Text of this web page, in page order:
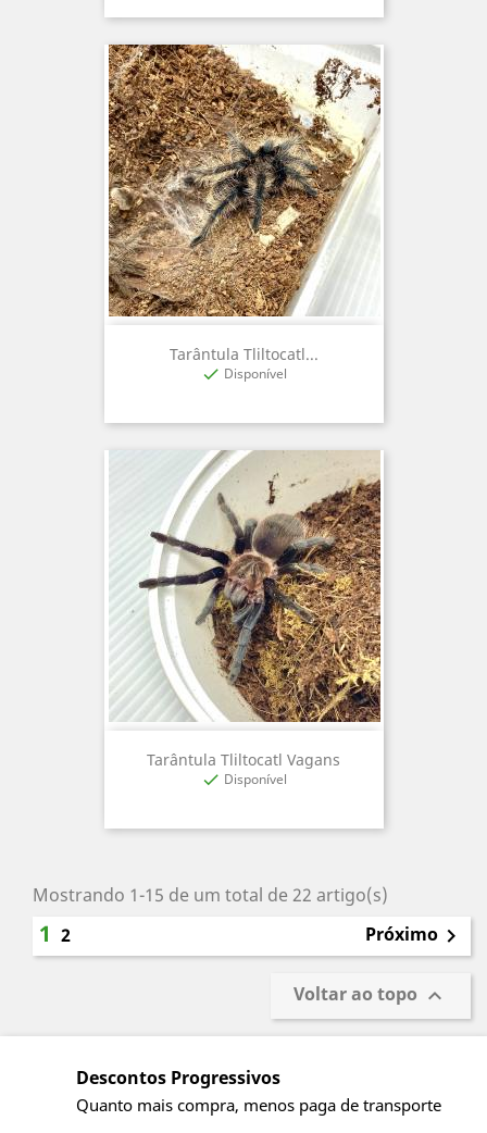
Tarântula Tliltocatl...
 Disponível
Tarântula Tliltocatl Vagans
 Disponível
Mostrando 1-15 de um total de 22 artigo(s)
1 2 Próximo 
Voltar ao topo 
Descontos Progressivos
Quanto mais compra, menos paga de transporte